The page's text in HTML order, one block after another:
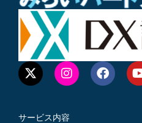
サービス内容